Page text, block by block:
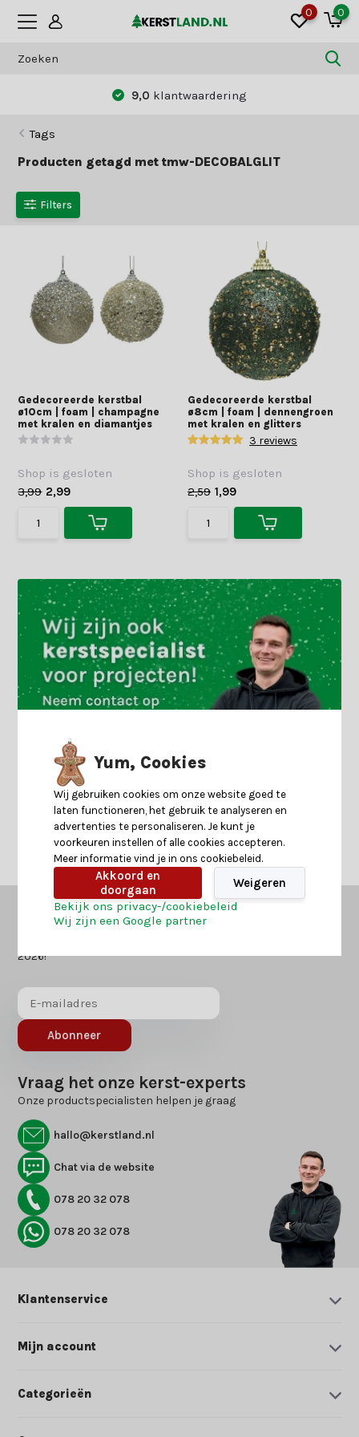
0 0
9,0 klantwaardering
Tags
Producten getagd met tmw-DECOBALGLIT
Filters
Gedecoreerde kerstbal
ø10cm | foam | champagne
met kralen en diamantjes
Shop is gesloten
3,99 2,99
Gedecoreerde kerstbal
ø8cm | foam | dennengroen
met kralen en glitters
3 reviews
Shop is gesloten
2,59 1,99
Neem contact op
Kerstland.nlin jouw mailbox?
2026!
Abonneer
Vraag het onze kerst-experts
Onze productspecialisten helpen je graag
hallo@kerstland.nl
Chat via de website
078 20 32 078
078 20 32 078
Klantenservice
Mijn account
Categorieën
Yum, Cookies
Wij gebruiken cookies om onze website goed te
laten functioneren, het gebruik te analyseren en
advertenties te personaliseren. Je kunt je
voorkeuren instellen of alle cookies accepteren.
Meer informatie vind je in ons cookiebeleid.
Akkoord en
doorgaan
Weigeren
Bekijk ons privacy-/cookiebeleid
Wij zijn een Google partner